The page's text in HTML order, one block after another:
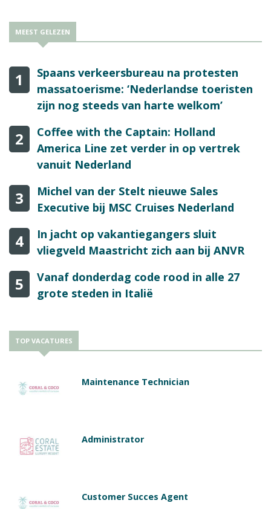
MEEST GELEZEN
1
Spaans verkeersbureau na protesten
massatoerisme: ‘Nederlandse toeristen
zijn nog steeds van harte welkom’
2
Coffee with the Captain: Holland
America Line zet verder in op vertrek
vanuit Nederland
3
Michel van der Stelt nieuwe Sales
Executive bij MSC Cruises Nederland
4
In jacht op vakantiegangers sluit
vliegveld Maastricht zich aan bij ANVR
5
Vanaf donderdag code rood in alle 27
grote steden in Italië
TOP VACATURES
Maintenance Technician
Administrator
Customer Succes Agent